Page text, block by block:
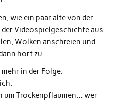
wie ein paar alte von der
Videospielgeschichte aus
Wolken anschreien und
hört zu.
in der Folge.
um Trockenpflaumen… wer